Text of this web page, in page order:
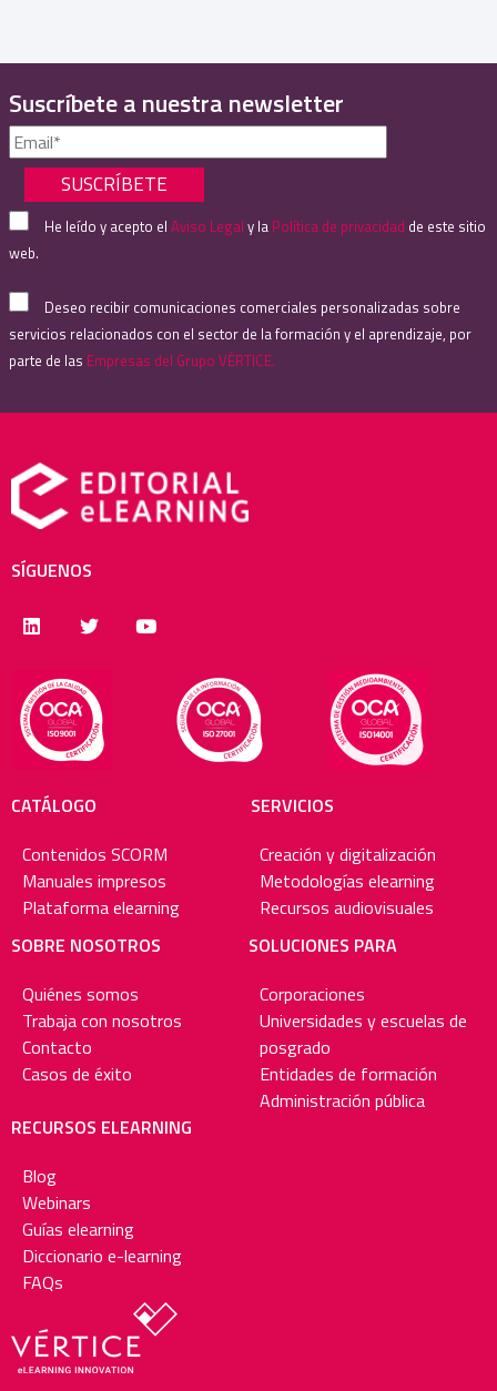
Suscríbete a nuestra newsletter
He leído y acepto elAviso Legal y la Política de privacidad de este sitio
web.
Deseo recibir comunicaciones comerciales personalizadas sobre
servicios relacionados con el sector de la formación y el aprendizaje, por
parte de las Empresas del Grupo VÉRTICE.
SÍGUENOS
CATÁLOGO
Contenidos SCORM
Manuales impresos
Plataforma elearning
SOBRE NOSOTROS
Quiénes somos
Trabaja con nosotros
Contacto
Casos de éxito
SERVICIOS
Creación y digitalización
Metodologías elearning
Recursos audiovisuales
SOLUCIONES PARA
Corporaciones
Universidades y escuelas de
posgrado
Entidades de formación
Administración pública
RECURSOS ELEARNING
Blog
Webinars
Guías elearning
Diccionario e-learning
FAQs